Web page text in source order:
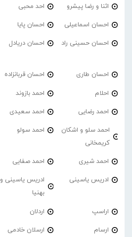
اثنا و رضا پیشرو احد محبی
احسان اسماعیلی احسان پایا
احسان حسینی راد احسان دریادل
احسان طاری احسان قربانزاده
احلام احمد بازوند
احمد‌ رضایی احمد سعیدی
احمد سلو و اشکان
کریمخانی
احمد سولو
احمد شیری احمد صفایی
ادریس یاسینی
ادریس یاسینی و
بهنیا
اراسپ اردلان
ارسام ارسلان خادمی